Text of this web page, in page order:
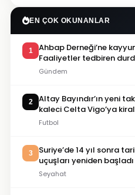
EN ÇOK OKUNANLAR
1
Ahbap Derneği’ne
Faaliyetler tedbiren
Gündem
2
Altay Bayındır’ın yeni
kaleci Celta Vigo’ya
Futbol
3
Suriye’de 14 yıl sonra
uçuşları yeniden başladı
Seyahat